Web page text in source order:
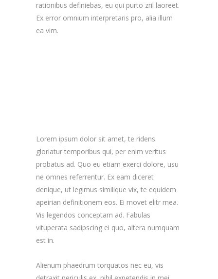
rationibus definiebas, eu qui purto zril laoreet.
Ex error omnium interpretaris pro, alia illum
ea vim.
Lorem ipsum dolor sit amet, te ridens
gloriatur temporibus qui, per enim veritus
probatus ad. Quo eu etiam exerci dolore, usu
ne omnes referrentur. Ex eam diceret
denique, ut legimus similique vix, te equidem
apeirian definitionem eos. Ei movet elitr mea.
Vis legendos conceptam ad. Fabulas
vituperata sadipscing ei quo, altera numquam
est in.
Alienum phaedrum torquatos nec eu, vis